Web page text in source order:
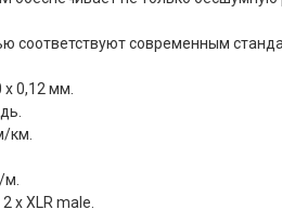
соответствуют современным
0,12 мм.
км.
x XLR male.